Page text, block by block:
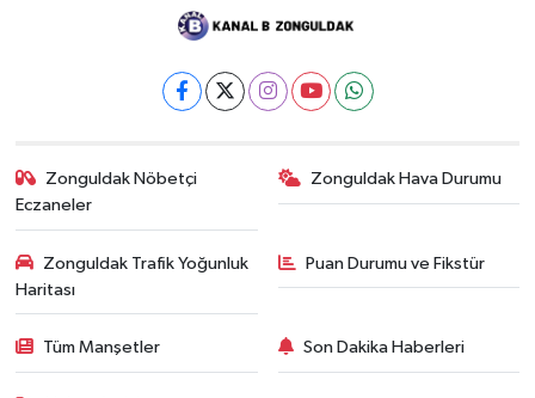
Zonguldak Nöbetçi
Eczaneler
Zonguldak Hava Durumu
Zonguldak Trafik Yoğunluk
Haritası
Puan Durumu ve Fikstür
Tüm Manşetler Son Dakika Haberleri